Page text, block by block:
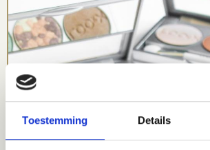
Toestemming Details